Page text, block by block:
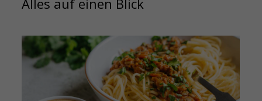
Alles auf einen Blick